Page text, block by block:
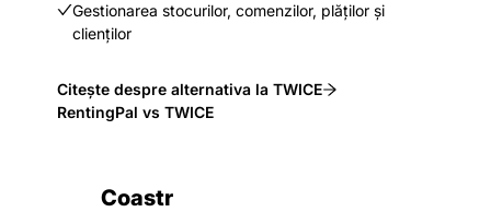
Gestionarea stocurilor, comenzilor, plăților și
clienților
Citește despre alternativa la TWICE
RentingPal vs TWICE
Coastr